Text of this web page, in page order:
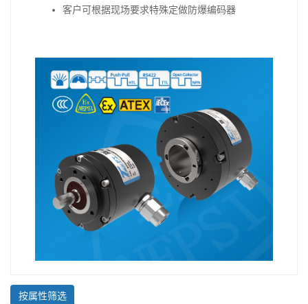
客户可根据现场要求特殊定做防爆编码器
按属性筛选